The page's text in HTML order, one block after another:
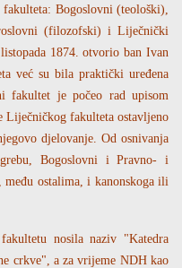
Bogoslovni (teološki),
(filozofski) i Liječnički
1874. otvorio ban Ivan
već su bila praktički uređena
fakultet je počeo rad upisom
Liječničkog fakulteta ostavljeno
djelovanje. Od osnivanja
Bogoslovni i Pravno- i
ostalima, i kanonskoga ili
nosila naziv "Katedra
crkve", a za vrijeme NDH kao